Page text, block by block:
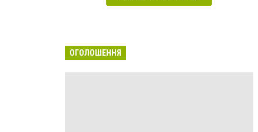
ОГОЛОШЕННЯ